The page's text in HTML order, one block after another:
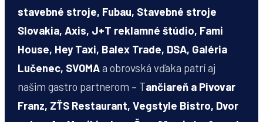
stavebné stroje, Fubau, Stavebné stroje
Slovakia, Axis, J+T reklamné štúdio, Fami
House, Hey Taxi, Balex Trade, DSA, Galéria
Lučenec, SVOMAa obrovská vďaka patrí aj
našim gastro partnerom – Tančiareň a Pivovar
Franz, ZŤS Restaurant, Vegstyle Bistro, Dvor